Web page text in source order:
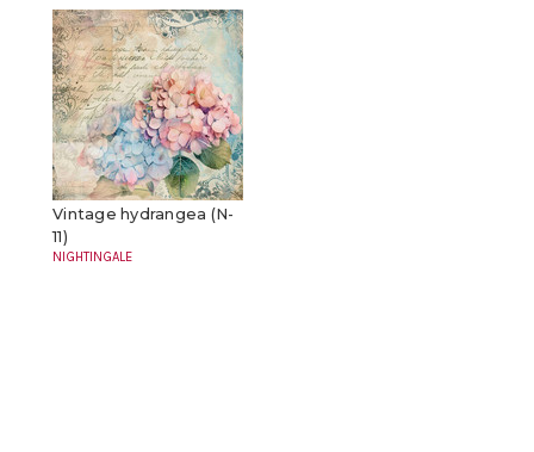
Vintage hydrangea (N-
11)
NIGHTINGALE